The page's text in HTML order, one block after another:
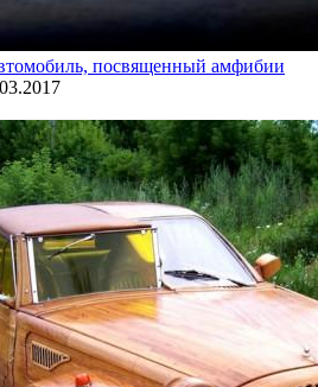
посвященный амфибии